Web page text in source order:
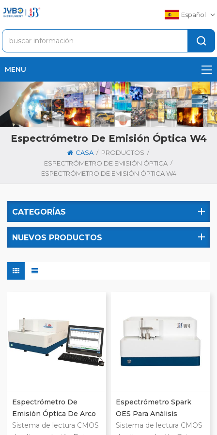
Español
MENU
Espectrómetro De Emisión Óptica W4
CASA / PRODUCTOS /
ESPECTRÓMETRO DE EMISIÓN ÓPTICA /
ESPECTRÓMETRO DE EMISIÓN ÓPTICA W4
CATEGORÍAS
NUEVOS PRODUCTOS
Espectrómetro De
Emisión Óptica De Arco
Eléctrico W4
Sistema de lectura CMOS
Espectrómetro Spark
OES Para Análisis
Químico Del Acero
Sistema de lectura CMOS